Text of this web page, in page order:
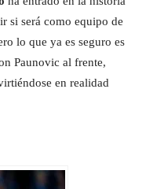
si será como equipo de
lo que ya es seguro es
Paunovic al frente,
en realidad